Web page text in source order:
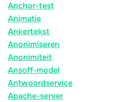
Anchor-test
Animatie
Ankertekst
Anonimiseren
Anonimiteit
Ansoff-model
Antwoordservice
Apache-server